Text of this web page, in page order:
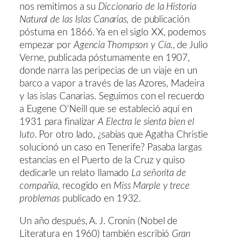
nos remitimos a su Diccionario de la Historia
Natural de las Islas Canarias, de publicación
póstuma en 1866. Ya en el siglo XX, podemos
empezar porAgencia Thompson y Cía., de Julio
Verne, publicada póstumamente en 1907,
donde narra las peripecias de un viaje en un
barco a vapor a través de las Azores, Madeira
y las islas Canarias. Seguimos con el recuerdo
a Eugene O’Neill que se estableció aquí en
1931 para finalizarA Electra le sienta bien el
luto. Por otro lado, ¿sabías que Agatha Christie
solucionó un caso en Tenerife? Pasaba largas
estancias en el Puerto de la Cruz y quiso
dedicarle un relato llamado La señorita de
compañía, recogido en Miss Marple y trece
problemas publicado en 1932.
Un año después, A. J. Cronin (Nobel de
Literatura en 1960) también escribió Gran